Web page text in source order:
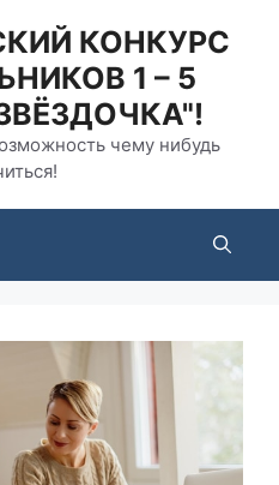
КОНКУРС
1 – 5
чему нибудь